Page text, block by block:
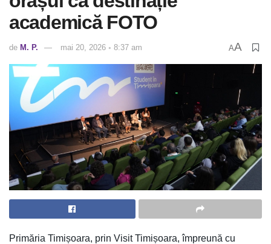
academică FOTO
de M. P. mai 20, 2026 ◦ 8:37 am AA
Primăria Timișoara, prin Visit Timișoara, împreună cu